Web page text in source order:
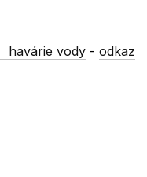
havárie vody -odkaz